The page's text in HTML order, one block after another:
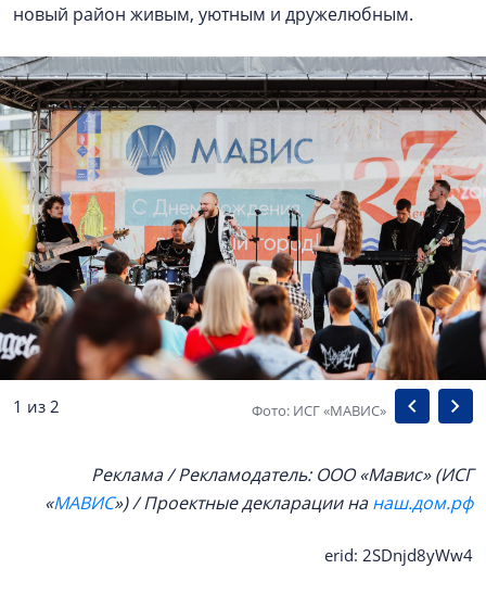
новый район живым, уютным и дружелюбным.
1 из 2 Фото: ИСГ «МАВИС»
Реклама / Рекламодатель: ООО «Мавис» (ИСГ
«МАВИС») / Проектные декларации нанаш.дом.рф
erid: 2SDnjd8yWw4